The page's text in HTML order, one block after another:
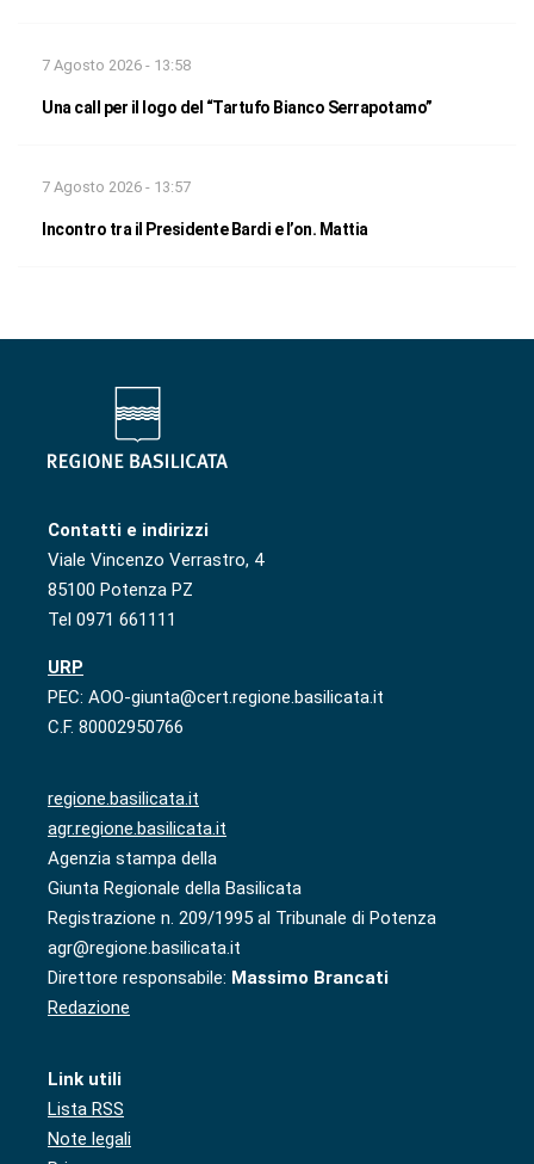
7 Agosto 2026 - 13:58
Una call per il logo del “Tartufo Bianco Serrapotamo”
7 Agosto 2026 - 13:57
Incontro tra il Presidente Bardi e l’on. Mattia
Contatti e indirizzi
Viale Vincenzo Verrastro, 4
85100 Potenza PZ
Tel 0971 661111
URP
PEC: AOO-giunta@cert.regione.basilicata.it
C.F. 80002950766
regione.basilicata.it
agr.regione.basilicata.it
Agenzia stampa della
Giunta Regionale della Basilicata
Registrazione n. 209/1995 al Tribunale di Potenza
agr@regione.basilicata.it
Direttore responsabile: Massimo Brancati
Redazione
Link utili
Lista RSS
Note legali